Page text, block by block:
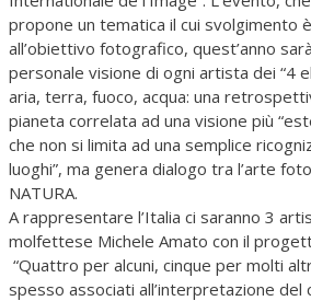
propone un tematica il cui svolgimento
all’obiettivo fotografico, quest’anno
personale visione di ogni artista dei “4
aria, terra, fuoco, acqua: una
pianeta correlata ad una visione più
che non si limita ad una semplice
luoghi”, ma genera dialogo tra l’arte
NATURA.
A rappresentare l’Italia ci saranno 3
molfettese Michele Amato con il
“Quattro per alcuni, cinque per molti
spesso associati all’interpretazione del